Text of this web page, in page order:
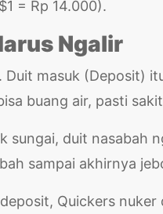
= Rp 14.000).
Ngalir
masuk (Deposit)
buang air, pasti
sungai, duit nasabah
sampai akhirnya
Quickers